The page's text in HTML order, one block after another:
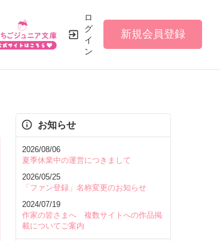
ロ
グ
イ
ン
新規会員登録
お知らせ
2026/08/06
夏季休業中の運営につきまして
2026/05/25
「ファン登録」名称変更のお知らせ
2024/07/19
作家の皆さまへ 複数サイトへの作品掲
載についてご案内